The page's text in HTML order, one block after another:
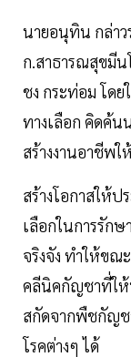
นายอนุทิน กล่าว
ก.สาธารณสุขมี
ชง กระท่อม โด
ทางเลือก คิดค้
สร้างงานอาชีพ
สร้างโอกาสให้
เลือกในการรัก
จริงจัง ทำให้ขณ
คลีนิคกัญชาที่ให้
สกัดจากพืชกัญช
โรคต่างๆ ได้